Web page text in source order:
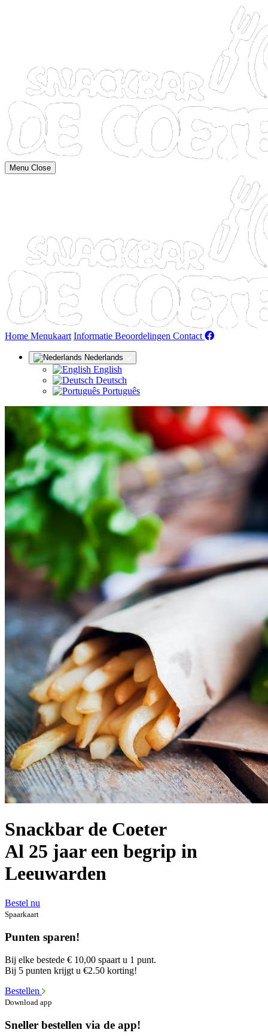
Menu Close
Home (huidige)
Menukaart Informatie Beoordelingen Contact
Nederlands
English
Deutsch
Português
Snackbar de Coeter
Al 25 jaar een begrip in
Leeuwarden
Bestel nu
Spaarkaart
Punten sparen!
Bij elke bestede € 10,00 spaart u 1 punt.
Bij 5 punten krijgt u €2.50 korting!
Bestellen
Download app
Sneller bestellen via de app!